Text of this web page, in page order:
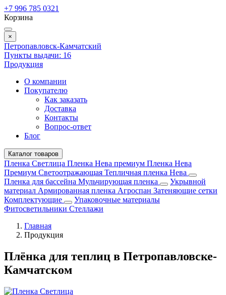
+7 996 785 0321
Корзина
×
Петропавловск-Камчатский
Пункты выдачи: 16
Продукция
О компании
Покупателю
Как заказать
Доставка
Контакты
Вопрос-ответ
Блог
Каталог товаров
Пленка Светлица Пленка Нева премиум Пленка Нева
Премиум Светоотражающая Тепличная пленка Нева
Пленка для бассейна Мульчирующая пленка
Укрывной
материал Армированная пленка Агроспан Затеняющие сетки
Комплектующие
Упаковочные материалы
Фитосветильники Стеллажи
Главная
Продукция
Плёнка для теплиц в Петропавловске-
Камчатском